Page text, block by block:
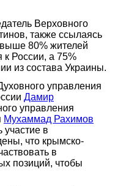
Верховного
также ссылаясь
80% жителей
к России, а 75%
из состава Украины.
управления
Дамир
управления
Мухаммад Рахимов
участие в
что крымско-
в
позиций, чтобы